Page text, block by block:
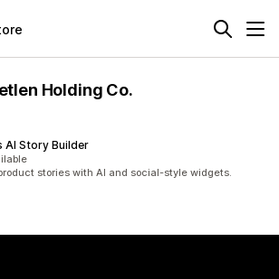
Holding Co.
AI Story Builder
stories with AI and social-style widgets.